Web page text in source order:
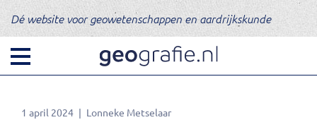
Dé website voor geowetenschappen en aardrijkskunde
1 april 2024 Lonneke Metselaar